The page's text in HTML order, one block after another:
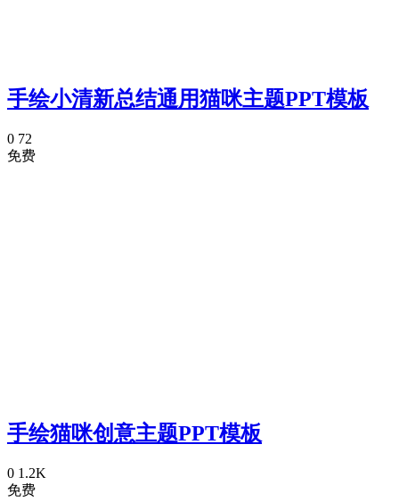
手绘小清新总结通用猫咪主题PPT模板
0 72
免费
手绘猫咪创意主题PPT模板
0 1.2K
免费